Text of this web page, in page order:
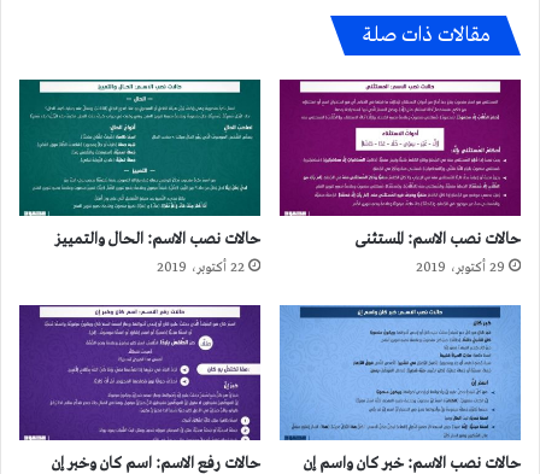
مقالات ذات صلة
حالات نصب الاسم: المستثنى
29 أكتوبر، 2019
حالات نصب الاسم: الحال والتمييز
22 أكتوبر، 2019
حالات نصب الاسم: خبر كان واسم إن حالات رفع الاسم: اسم كان وخبر إن